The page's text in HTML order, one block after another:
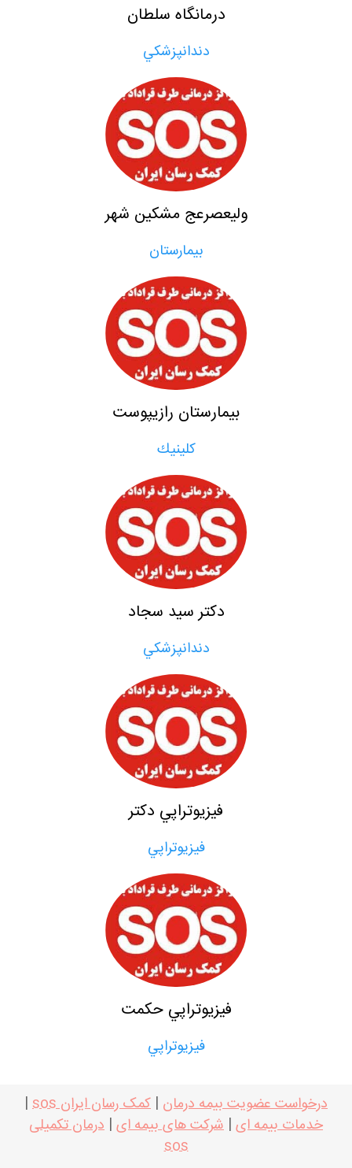
درمانگاه سلطان
دندانپزشكي
وليعصرعج مشكين شهر
بيمارستان
بيمارستان رازيپوست
كلينيك
دكتر سيد سجاد
دندانپزشكي
فيزيوتراپي دكتر
فيزيوتراپي
فيزيوتراپي حكمت
فيزيوتراپي
درخواست عضویت بیمه درمان | کمک رسان ایران sos
|
خدمات بیمه ای | شرکت های بیمه ای | درمان تکمیلی
sos